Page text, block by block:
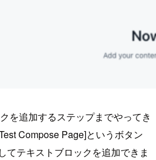
を追加するステップまでやってき
Compose Page]というボタン
てテキストブロックを追加できま